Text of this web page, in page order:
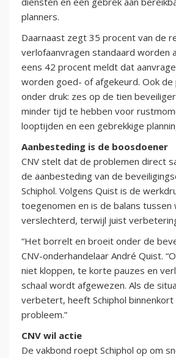
planners.
Daarnaast zegt 35 procent van de
verlofaanvragen standaard worden
eens 42 procent meldt dat
worden goed- of afgekeurd. Ook de
onder druk: zes op de tien
minder tijd te hebben voor
looptijden en een gebrekkige
Aanbesteding is de boosdoener
CNV stelt dat de problemen direct
de aanbesteding van de
Schiphol. Volgens Quist is de
toegenomen en is de balans tussen
verslechterd, terwijl juist
“Het borrelt en broeit onder de
CNV-onderhandelaar André Quist.
niet kloppen, te korte pauzes en
schaal wordt afgewezen. Als de
verbetert, heeft Schiphol
probleem.”
CNV wil actie
De vakbond roept Schiphol op om